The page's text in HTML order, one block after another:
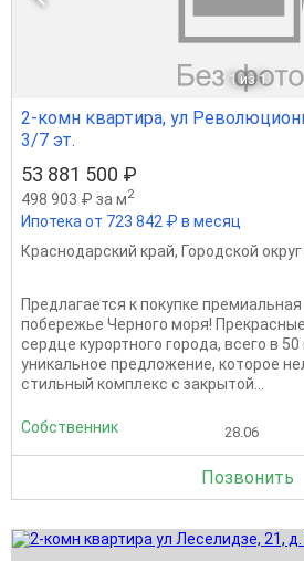
1 из 1
2-комн квартира, ул
3/7 эт.
53 881 500 ₽
498 903 ₽ за м2
Ипотека от 723 842 ₽ в месяц
Краснодарский край, Городской
Предлагается к покупке
побережье Черного моря!
сердце курортного города, всего в
уникальное предложение, которое
стильный комплекс с закрытой...
Собственник 28.06
Позвонить